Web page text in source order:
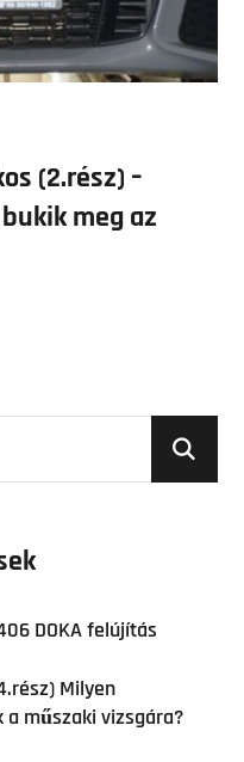
(2.rész) –
meg az
DOKA felújítás
Milyen
műszaki vizsgára?